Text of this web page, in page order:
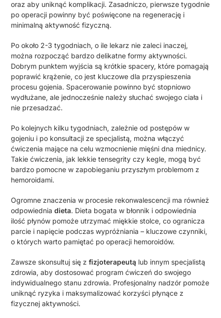
oraz aby uniknąć komplikacji. Zasadniczo, pierwsze tygodnie
po operacji powinny być poświęcone na regenerację i
minimalną aktywność fizyczną.
Po około 2-3 tygodniach, o ile lekarz nie zaleci inaczej,
można rozpocząć bardzo delikatne formy aktywności.
Dobrym punktem wyjścia są krótkie spacery, które pomagają
poprawić krążenie, co jest kluczowe dla przyspieszenia
procesu gojenia. Spacerowanie powinno być stopniowo
wydłużane, ale jednocześnie należy słuchać swojego ciała i
nie przesadzać.
Po kolejnych kilku tygodniach, zależnie od postępów w
gojeniu i po konsultacji ze specjalistą, można włączyć
ćwiczenia mające na celu wzmocnienie mięśni dna miednicy.
Takie ćwiczenia, jak lekkie tensegrity czy kegle, mogą być
bardzo pomocne w zapobieganiu przyszłym problemom z
hemoroidami.
Ogromne znaczenia w procesie rekonwalescencji ma również
odpowiedniadieta. Dieta bogata w błonnik i odpowiednia
ilość płynów pomoże utrzymać miękkie stolce, co ogranicza
parcie i napięcie podczas wypróżniania – kluczowe czynniki,
o których warto pamiętać po operacji hemoroidów.
Zawsze skonsultuj się zfizjoterapeutą lub innym specjalistą
zdrowia, aby dostosować program ćwiczeń do swojego
indywidualnego stanu zdrowia. Profesjonalny nadzór pomoże
uniknąć ryzyka i maksymalizować korzyści płynące z
fizycznej aktywności.